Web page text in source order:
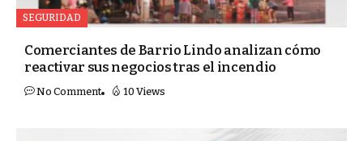
SEGURIDAD
Comerciantes de Barrio Lindo analizan cómo
reactivar sus negocios tras el incendio
No Comment 10 Views